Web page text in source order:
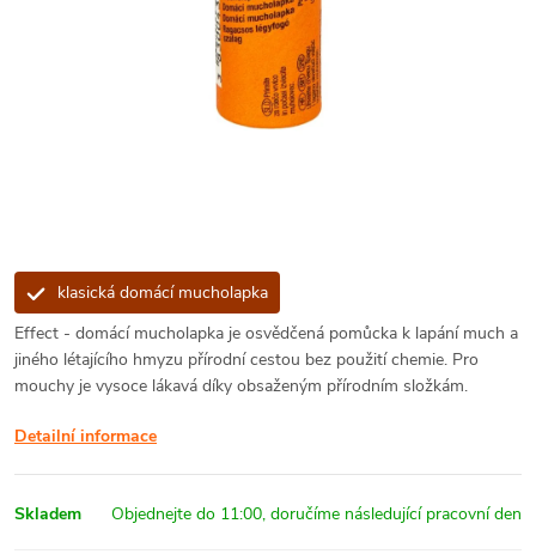
klasická domácí mucholapka
Effect - domácí mucholapka je osvědčená pomůcka k lapání much a
jiného létajícího hmyzu přírodní cestou bez použití chemie. Pro
mouchy je vysoce lákavá díky obsaženým přírodním složkám.
Detailní informace
Skladem